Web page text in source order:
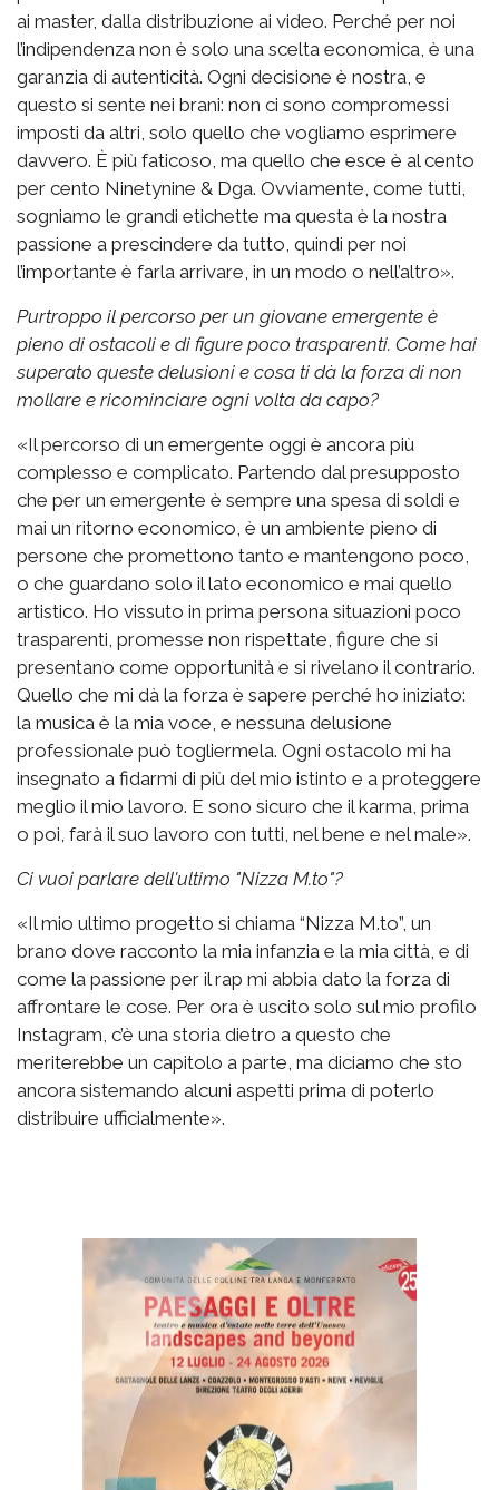
ai master, dalla distribuzione ai video. Perché per noi
l’indipendenza non è solo una scelta economica, è una
garanzia di autenticità. Ogni decisione è nostra, e
questo si sente nei brani: non ci sono compromessi
imposti da altri, solo quello che vogliamo esprimere
davvero. È più faticoso, ma quello che esce è al cento
per cento Ninetynine & Dga. Ovviamente, come tutti,
sogniamo le grandi etichette ma questa è la nostra
passione a prescindere da tutto, quindi per noi
l’importante è farla arrivare, in un modo o nell’altro».
Purtroppo il percorso per un giovane emergente è
pieno di ostacoli e di figure poco trasparenti. Come hai
superato queste delusioni e cosa ti dà la forza di non
mollare e ricominciare ogni volta da capo?
«Il percorso di un emergente oggi è ancora più
complesso e complicato. Partendo dal presupposto
che per un emergente è sempre una spesa di soldi e
mai un ritorno economico, è un ambiente pieno di
persone che promettono tanto e mantengono poco,
o che guardano solo il lato economico e mai quello
artistico. Ho vissuto in prima persona situazioni poco
trasparenti, promesse non rispettate, figure che si
presentano come opportunità e si rivelano il contrario.
Quello che mi dà la forza è sapere perché ho iniziato:
la musica è la mia voce, e nessuna delusione
professionale può togliermela. Ogni ostacolo mi ha
insegnato a fidarmi di più del mio istinto e a proteggere
meglio il mio lavoro. E sono sicuro che il karma, prima
o poi, farà il suo lavoro con tutti, nel bene e nel male».
Ci vuoi parlare dell'ultimo "Nizza M.to"?
«Il mio ultimo progetto si chiama “Nizza M.to”, un
brano dove racconto la mia infanzia e la mia città, e di
come la passione per il rap mi abbia dato la forza di
affrontare le cose. Per ora è uscito solo sul mio profilo
Instagram, c’è una storia dietro a questo che
meriterebbe un capitolo a parte, ma diciamo che sto
ancora sistemando alcuni aspetti prima di poterlo
distribuire ufficialmente».